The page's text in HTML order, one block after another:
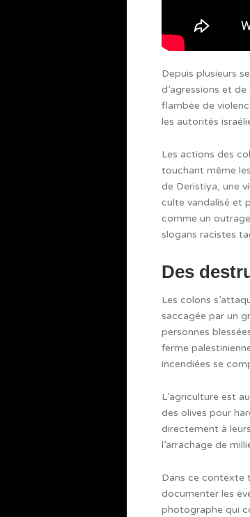
Depuis plusieurs
d’agressions et
flambée de
les autorités
Les actions des
touchant même
de Deristiya, une
culte vandalisé et
comme un
slogans racistes
Des
Les colons
saccagée par un
personnes
ferme
incendiées se
L’agriculture est
des olives pour
directement à
l’arrachage de
Dans ce contexte
documenter les
photographe qui